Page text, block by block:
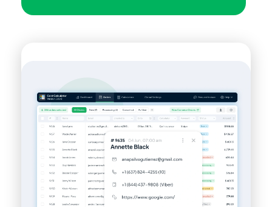
Theme
Cost Calculator
Kalkulator-Builder zur Preisformularen